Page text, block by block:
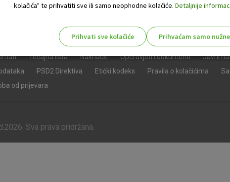
Tečajna lista Naknade Opći uvjeti i dokumenti Javni
PSD2 Direktiva Etički kodeks Pravila o kolačićima
od prijevara
Sva prava pridržana.
kolačića" te prihvatiti sve ili samo neophodne kolačiće. Detaljnije
Prihvati sve kolačiće Prihvaćam samo